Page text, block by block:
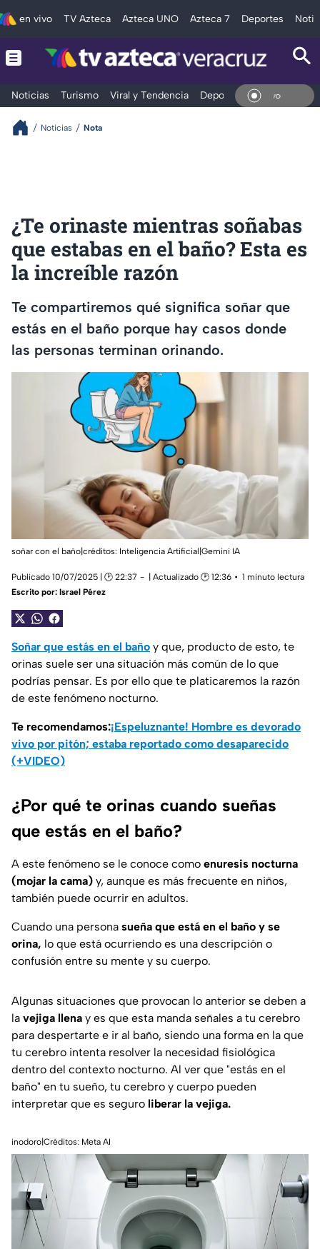
en vivo TV Azteca Azteca UNO Azteca 7 Deportes
Noticias Turismo Viral y Tendencia Deportes Espectáculos
En
Noticias Nota
¿Te orinaste mientras soñabas
que estabas en el baño? Esta es
la increíble razón
Te compartiremos qué significa soñar que
estás en el baño porque hay casos donde
las personas terminan orinando.
soñar con el baño|créditos: Inteligencia Artificial|Gemini IA
Publicado 10/07/2025 | 🕑 22:37 | Actualizado 🕑 12:36
1 minuto lectura
Escrito por: Israel Pérez
Soñar que estás en el baño y que, producto de esto, te
orinas suele ser una situación más común de lo que
podrías pensar. Es por ello que te platicaremos la razón
de este fenómeno nocturno.
Te recomendamos:¡Espeluznante! Hombre es devorado
vivo por pitón; estaba reportado como desaparecido
(+VIDEO)
¿Por qué te orinas cuando sueñas
que estás en el baño?
A este fenómeno se le conoce como enuresis nocturna
(mojar la cama) y, aunque es más frecuente en niños,
también puede ocurrir en adultos.
Cuando una persona sueña que está en el baño y se
orina, lo que está ocurriendo es una descripción o
confusión entre su mente y su cuerpo.
Algunas situaciones que provocan lo anterior se deben a
la vejiga llena y es que esta manda señales a tu cerebro
para despertarte e ir al baño, siendo una forma en la que
tu cerebro intenta resolver la necesidad fisiológica
dentro del contexto nocturno. Al ver que "estás en el
baño" en tu sueño, tu cerebro y cuerpo pueden
interpretar que es seguro liberar la vejiga.
inodoro|Créditos: Meta AI